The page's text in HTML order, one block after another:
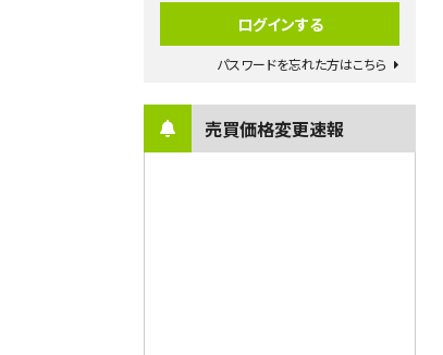
パスワードを忘れた方はこちら
売買価格変更速報